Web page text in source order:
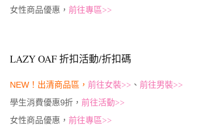
女性商品優惠， 前往專區>>
LAZY OAF 折扣活動/折扣碼
NEW！出清商品區， 前往女裝>> 、 前往男裝>>
學生消費優惠9折， 前往活動>>
女性商品優惠， 前往專區>>